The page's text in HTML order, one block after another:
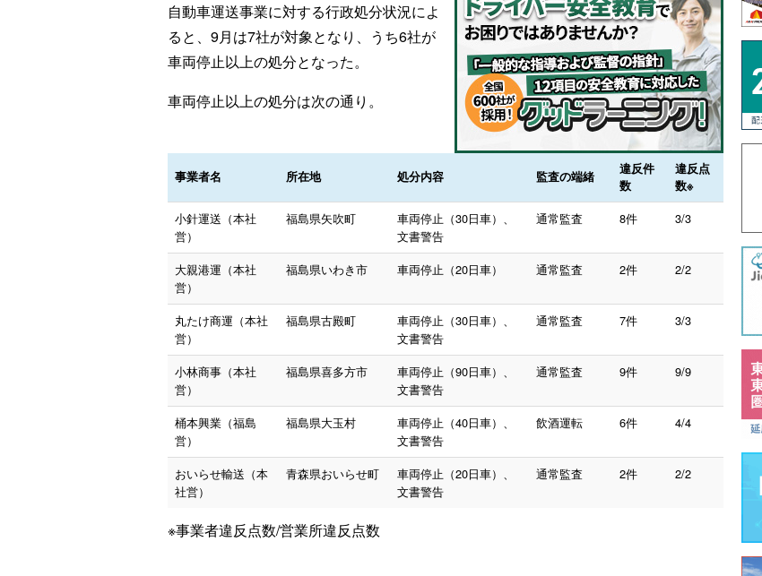
自動車運送事業に対する行政処分状況によ
ると、9月は7社が対象となり、うち6社が
車両停止以上の処分となった。
車両停止以上の処分は次の通り。
事業者名 所在地 処分内容 監査の端緒
違反件
数
違反点
数※
小針運送（本社
営）
福島県矢吹町
車両停止（30日車）、
文書警告
通常監査 8件 3/3
大親港運（本社
営）
福島県いわき市 車両停止（20日車） 通常監査 2件 2/2
丸たけ商運（本社
営）
福島県古殿町
車両停止（30日車）、
文書警告
通常監査 7件 3/3
小林商事（本社
営）
福島県喜多方市
車両停止（90日車）、
文書警告
通常監査 9件 9/9
桶本興業（福島
営）
福島県大玉村
車両停止（40日車）、
文書警告
飲酒運転 6件 4/4
おいらせ輸送（本
社営）
青森県おいらせ町
車両停止（20日車）、
文書警告
通常監査 2件 2/2
※事業者違反点数/営業所違反点数